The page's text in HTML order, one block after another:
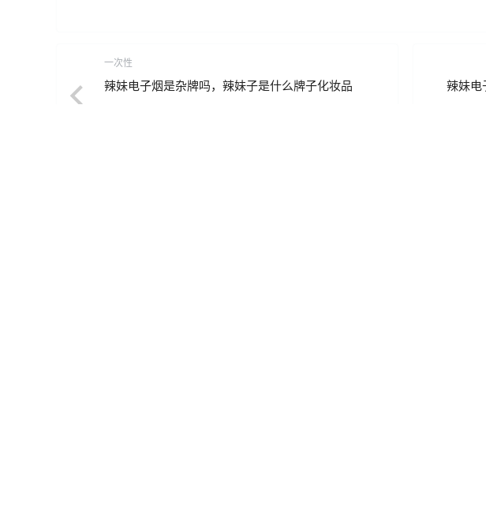
一次性
辣妹电子烟是杂牌吗，辣妹子是什么牌子化妆品 辣妹电